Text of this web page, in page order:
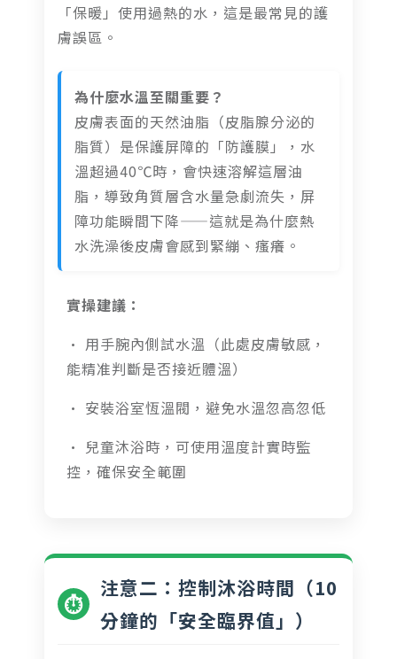
「保暖」使用過熱的水，這是最常見的護
膚誤區。
為什麼水溫至關重要？
皮膚表面的天然油脂（皮脂腺分泌的
脂質）是保護屏障的「防護膜」，水
溫超過40℃時，會快速溶解這層油
脂，導致角質層含水量急劇流失，屏
障功能瞬間下降——這就是為什麼熱
水洗澡後皮膚會感到緊繃、瘙癢。
實操建議：
• 用手腕內側試水溫（此處皮膚敏感，
能精准判斷是否接近體溫）
• 安裝浴室恆溫閥，避免水溫忽高忽低
• 兒童沐浴時，可使用溫度計實時監
控，確保安全範圍
⏱️
注意二：控制沐浴時間（10
分鐘的「安全臨界值」）